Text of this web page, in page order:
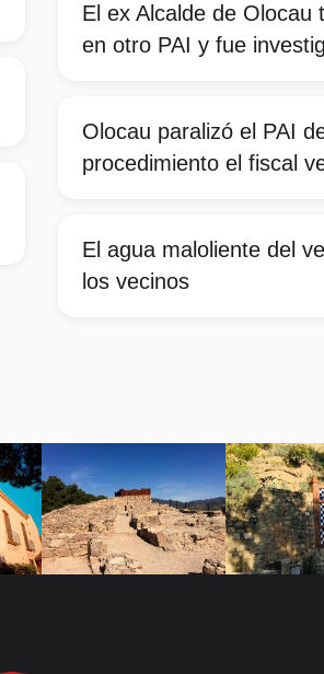
El ex Alcalde de Olocau
en otro PAI y fue
Olocau paralizó el PAI
procedimiento el fiscal
El agua maloliente del
los vecinos